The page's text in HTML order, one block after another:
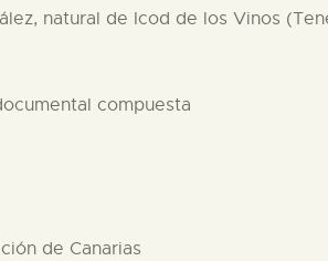
natural de Icod de los Vinos
compuesta
de Canarias